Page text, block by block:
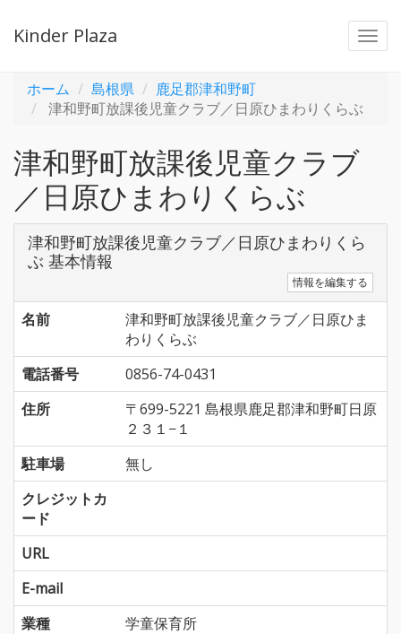
Kinder Plaza
ホーム 島根県
鹿足郡津和野町
津和野町放課後児童クラブ／日原ひまわりくらぶ
津和野町放課後児童クラブ
／日原ひまわりくらぶ
津和野町放課後児童クラブ／日原ひまわりくら
ぶ 基本情報
情報を編集する
名前
津和野町放課後児童クラブ／日原ひま
わりくらぶ
電話番号
0856-74-0431
住所
〒699-5221 島根県鹿足郡津和野町日原
２３１−１
駐車場
無し
クレジットカ
ード
URL
E-mail
業種
学童保育所